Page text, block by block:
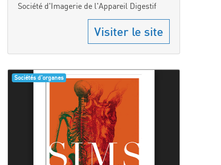
Société d'Imagerie de l'Appareil Digestif
Visiter le site
Sociétés d'organes